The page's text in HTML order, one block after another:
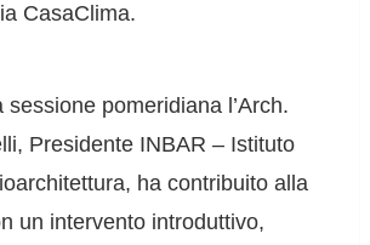
CasaClima.
sessione pomeridiana l’Arch.
Presidente INBAR – Istituto
ha contribuito alla
un intervento introduttivo,